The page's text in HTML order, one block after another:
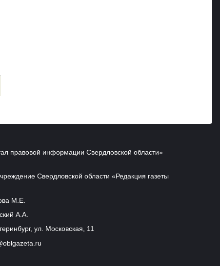
правовой информации Свердловской области»
Свердловской области «Редакция газеты
М.Е.
А.А.
ул. Московская, 11